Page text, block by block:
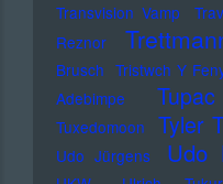
Transvision Vamp
Reznor
Brusch Tristwch Y
Adebimpe
Tuxedomoon Tyler
Udo Jürgens
Udo